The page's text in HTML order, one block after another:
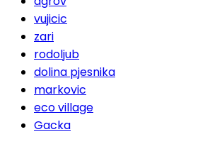
vujicic
zari
rodoljub
dolina pjesnika
markovic
eco village
Gacka